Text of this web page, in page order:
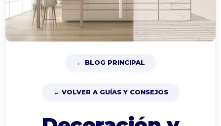
← BLOG PRINCIPAL
← VOLVER A GUÍAS Y CONSEJOS